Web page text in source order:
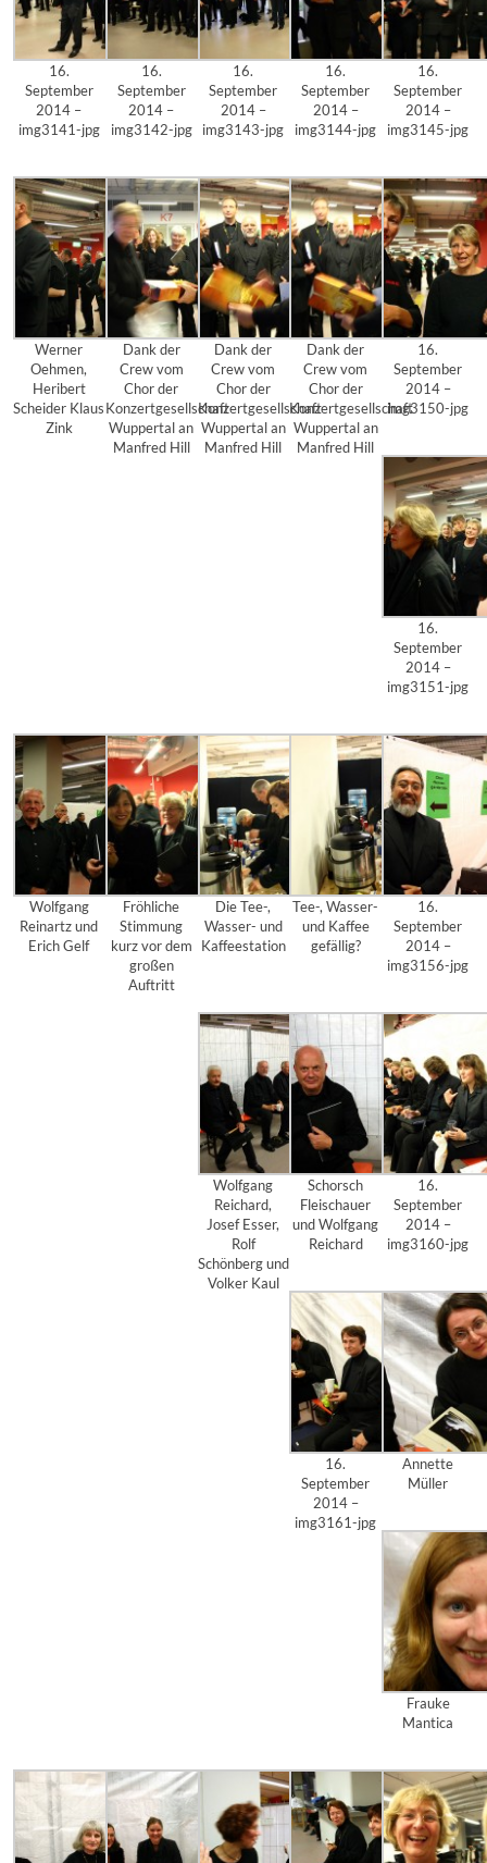
16.
September
2014 –
img3141-jpg
16.
September
2014 –
img3142-jpg
16.
September
2014 –
img3143-jpg
16.
September
2014 –
img3144-jpg
16.
September
2014 –
img3145-jpg
Werner
Oehmen,
Heribert
Scheider Klaus
Zink
Dank der
Crew vom
Chor der
Konzertgesellschaft
Wuppertal an
Manfred Hill
Dank der
Crew vom
Chor der
Konzertgesellschaft
Wuppertal an
Manfred Hill
Dank der
Crew vom
Chor der
Konzertgesellschaft
Wuppertal an
Manfred Hill
16.
September
2014 –
img3150-jpg
16.
September
2014 –
img3151-jpg
Wolfgang
Reinartz und
Erich Gelf
Fröhliche
Stimmung
kurz vor dem
großen
Auftritt
Die Tee-,
Wasser- und
Kaffeestation
Tee-, Wasser-
und Kaffee
gefällig?
16.
September
2014 –
img3156-jpg
Wolfgang
Reichard,
Josef Esser,
Rolf
Schönberg und
Volker Kaul
Schorsch
Fleischauer
und Wolfgang
Reichard
16.
September
2014 –
img3160-jpg
16.
September
2014 –
img3161-jpg
Annette
Müller
Frauke
Mantica